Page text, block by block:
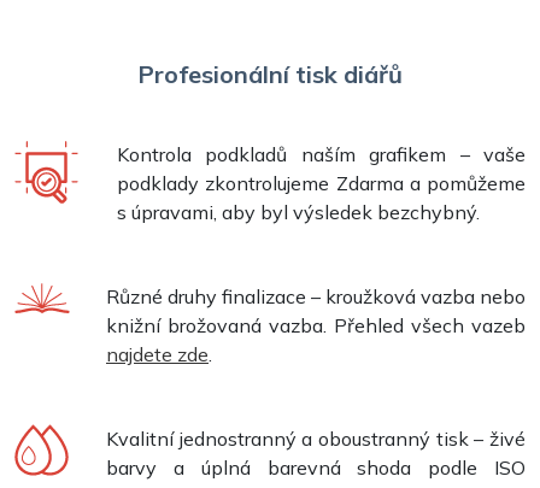
Profesionální tisk diářů
Kontrola podkladů naším grafikem – vaše
podklady zkontrolujeme Zdarma a pomůžeme
s úpravami, aby byl výsledek bezchybný.
Různé druhy finalizace – kroužková vazba nebo
knižní brožovaná vazba. Přehled všech vazeb
najdete zde
Kvalitní jednostranný a oboustranný tisk – živé
barvy a úplná barevná shoda podle ISO